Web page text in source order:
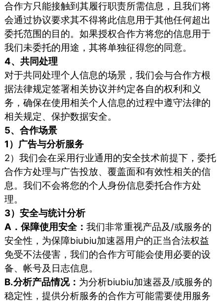
合作方只能接触到其履行职责所需信息，且我们将
会通过协议要求其不得将此信息用于其他任何超出
委托范围的目的。如果授权合作方将您的信息用于
我们未委托的用途，其将单独征得您的同意。
4、共同处理
对于共同处理个人信息的场景，我们会与合作方根
据法律规定签署相关协议并约定各自的权利和义
务，确保在使用相关个人信息的过程中遵守法律的
相关规定、保护数据安全。
5、合作场景
1）广告与分析服务
2）我们会在采用行业通用的安全技术前提下，委托
合作方处理与广告投放、覆盖面和有效性相关的信
息。我们不会将您的个人身份信息委托合作方处
理。
3）安全与统计分析
A．保障使用安全：我们非常重视产品及/或服务的
安全性，为保障biubiu加速器用户的正当合法权益
免受不法侵害，我们的合作方可能会使用必要的设
备、帐号及日志信息。
B.分析产品情况： 为分析biubiu加速器及/或服务的
稳定性，提供分析服务的合作方可能需要使用服务